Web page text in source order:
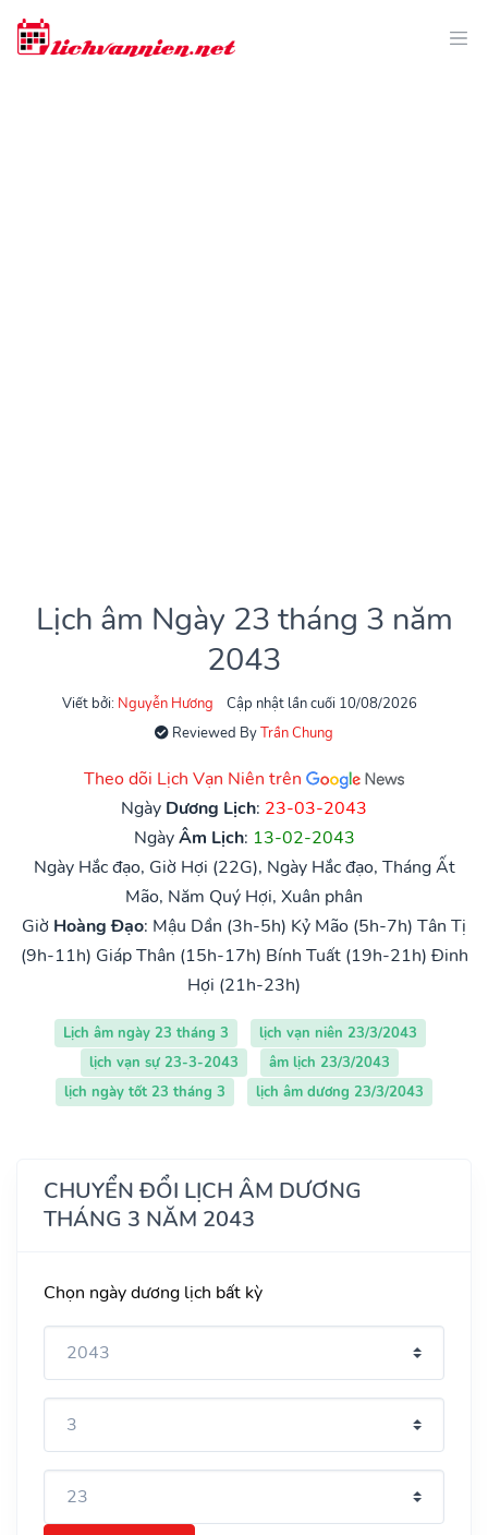
Lịch âm Ngày 23 tháng 3 năm
2043
Viết bởi: Nguyễn Hương
Cập nhật lần cuối 10/08/2026
Reviewed ByTrần Chung
Theo dõi Lịch Vạn Niên trên
Ngày Dương Lịch: 23-03-2043
NgàyÂm Lịch: 13-02-2043
Ngày Hắc đạo, Giờ Hợi (22G), Ngày Hắc đạo, Tháng Ất
Mão, Năm Quý Hợi, Xuân phân
Giờ Hoàng Đạo: Mậu Dần (3h-5h) Kỷ Mão (5h-7h) Tân Tị
(9h-11h) Giáp Thân (15h-17h) Bính Tuất (19h-21h) Đinh
Hợi (21h-23h)
Lịch âm ngày 23 tháng 3
lịch vạn niên 23/3/2043
lịch vạn sự 23-3-2043
âm lịch 23/3/2043
lịch ngày tốt 23 tháng 3
lịch âm dương 23/3/2043
CHUYỂN ĐỔI LỊCH ÂM DƯƠNG
THÁNG 3 NĂM 2043
Chọn ngày dương lịch bất kỳ